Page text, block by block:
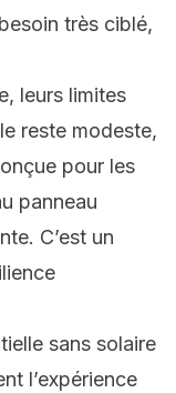
très ciblé,
leurs limites
reste modeste,
pour les
panneau
C’est un
sans solaire
l’expérience